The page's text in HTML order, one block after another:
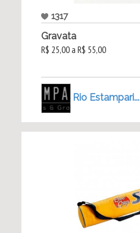
1317
Gravata
R$ 25,00 a R$ 55,00
Rio Estampari...